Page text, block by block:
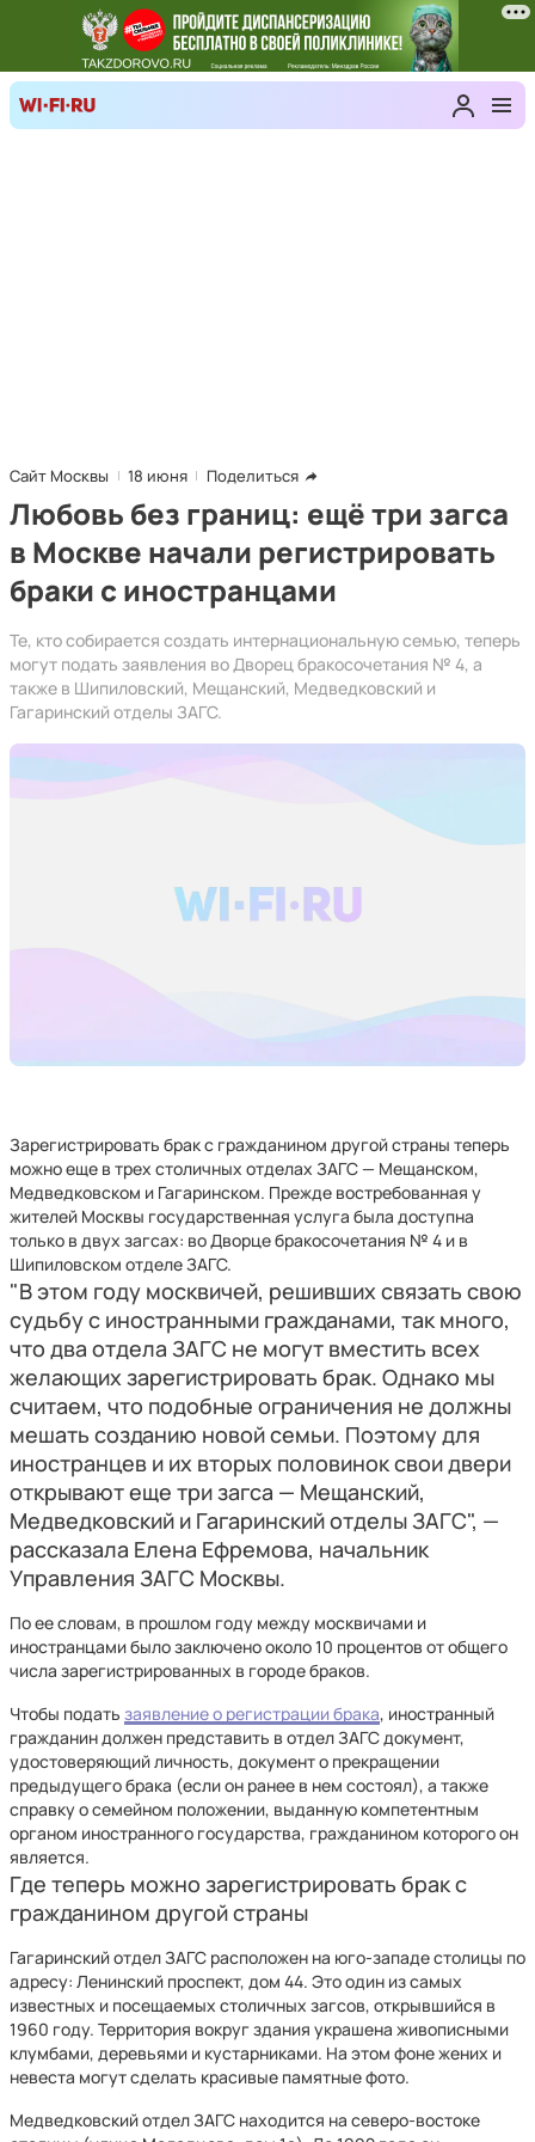
Сайт Москвы 18 июня Поделиться
Любовь без границ: ещё три загса
в Москве начали регистрировать
браки с иностранцами
Те, кто собирается создать интернациональную семью, теперь
могут подать заявления во Дворец бракосочетания № 4, а
также в Шипиловский, Мещанский, Медведковский и
Гагаринский отделы ЗАГС.
Зарегистрировать брак с гражданином другой страны теперь
можно еще в трех столичных отделах ЗАГС — Мещанском,
Медведковском и Гагаринском. Прежде востребованная у
жителей Москвы государственная услуга была доступна
только в двух загсах: во Дворце бракосочетания № 4 и в
Шипиловском отделе ЗАГС.
"В этом году москвичей, решивших связать свою
судьбу с иностранными гражданами, так много,
что два отдела ЗАГС не могут вместить всех
желающих зарегистрировать брак. Однако мы
считаем, что подобные ограничения не должны
мешать созданию новой семьи. Поэтому для
иностранцев и их вторых половинок свои двери
открывают еще три загса — Мещанский,
Медведковский и Гагаринский отделы ЗАГС", —
рассказала Елена Ефремова, начальник
Управления ЗАГС Москвы.
По ее словам, в прошлом году между москвичами и
иностранцами было заключено около 10 процентов от общего
числа зарегистрированных в городе браков.
Чтобы подать заявление о регистрации брака, иностранный
гражданин должен представить в отдел ЗАГС документ,
удостоверяющий личность, документ о прекращении
предыдущего брака (если он ранее в нем состоял), а также
справку о семейном положении, выданную компетентным
органом иностранного государства, гражданином которого он
является.
Где теперь можно зарегистрировать брак с
гражданином другой страны
Гагаринский отдел ЗАГС расположен на юго-западе столицы по
адресу: Ленинский проспект, дом 44. Это один из самых
известных и посещаемых столичных загсов, открывшийся в
1960 году. Территория вокруг здания украшена живописными
клумбами, деревьями и кустарниками. На этом фоне жених и
невеста могут сделать красивые памятные фото.
Медведковский отдел ЗАГС находится на северо-востоке